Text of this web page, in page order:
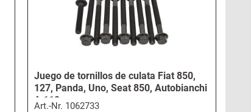
Juego de tornillos de culata Fiat 850,
127, Panda, Uno, Seat 850, Autobianchi
A 112
Art.-Nr. 1062733